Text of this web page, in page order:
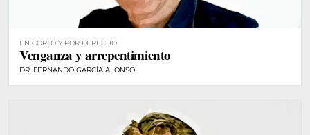
EN CORTO Y POR DERECHO
Venganza y arrepentimiento
DR. FERNANDO GARCÍA ALONSO